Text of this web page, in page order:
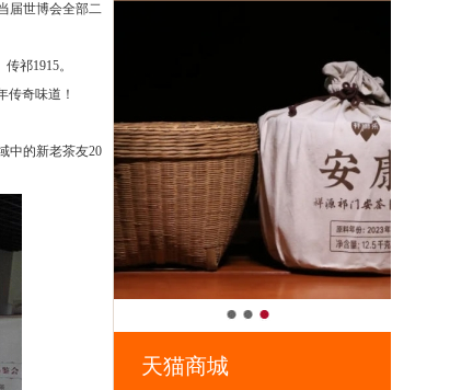
届世博会全部二
祁1915。
传奇味道！
中的新老茶友20
天猫商城